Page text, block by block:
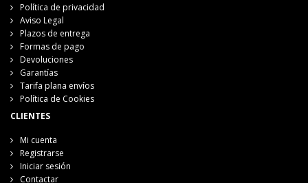
Política de privacidad
Aviso Legal
Plazos de entrega
Formas de pago
Devoluciones
Garantías
Tarifa plana envíos
Política de Cookies
CLIENTES
Mi cuenta
Registrarse
Iniciar sesión
Contactar